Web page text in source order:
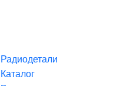
Радиодетали
Каталог